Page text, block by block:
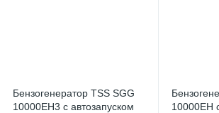
Бензогенератор TSS SGG
10000EH3 с автозапуском
10000EH